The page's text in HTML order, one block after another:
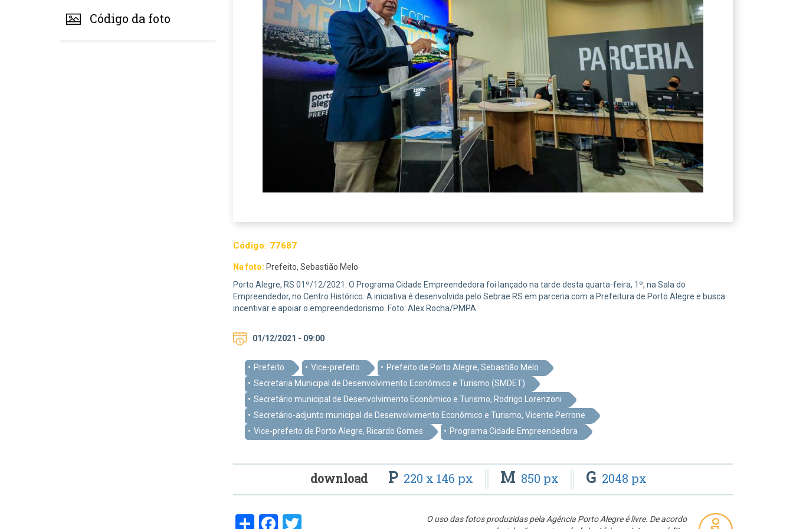
Código da foto
Código: 77687
Na foto: Prefeito, Sebastião Melo
Porto Alegre, RS 01º/12/2021: O Programa Cidade Empreendedora foi lançado na tarde desta quarta-feira, 1º, na Sala do
Empreendedor, no Centro Histórico. A iniciativa é desenvolvida pelo Sebrae RS em parceria com a Prefeitura de Porto Alegre e busca
incentivar e apoiar o empreendedorismo. Foto: Alex Rocha/PMPA
01/12/2021 - 09:00
Prefeito Vice-prefeito
Prefeito de Porto Alegre, Sebastião Melo
Secretaria Municipal de Desenvolvimento Econômico e Turismo (SMDET)
Secretário municipal de Desenvolvimento Econômico e Turismo, Rodrigo Lorenzoni
Secretário-adjunto municipal de Desenvolvimento Econômico e Turismo, Vicente Perrone
Vice-prefeito de Porto Alegre, Ricardo Gomes
Programa Cidade Empreendedora
download P 220 x 146 px M 850 px G 2048 px
O uso das fotos produzidas pela Agência Porto Alegre é livre. De acordo
ShareFacebook
Twitter